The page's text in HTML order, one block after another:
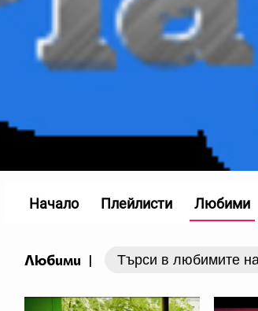
Любими |
Начало Плейлисти Любими